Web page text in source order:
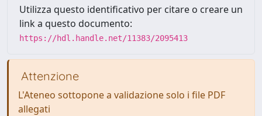
Utilizza questo identificativo per citare o creare un
link a questo documento:
https://hdl.handle.net/11383/2095413
Attenzione
L'Ateneo sottopone a validazione solo i file PDF
allegati